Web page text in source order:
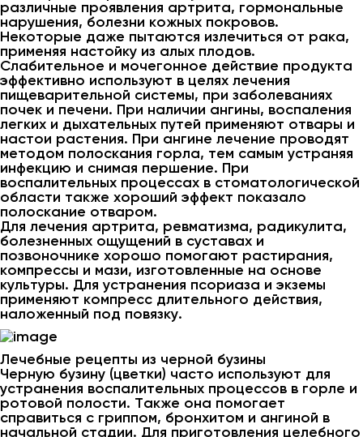
различные проявления артрита, гормональные
нарушения, болезни кожных покровов.
Некоторые даже пытаются излечиться от рака,
применяя настойку из алых плодов.
Слабительное и мочегонное действие продукта
эффективно используют в целях лечения
пищеварительной системы, при заболеваниях
почек и печени. При наличии ангины, воспаления
легких и дыхательных путей применяют отвары и
настои растения. При ангине лечение проводят
методом полоскания горла, тем самым устраняя
инфекцию и снимая першение. При
воспалительных процессах в стоматологической
области также хороший эффект показало
полоскание отваром.
Для лечения артрита, ревматизма, радикулита,
болезненных ощущений в суставах и
позвоночнике хорошо помогают растирания,
компрессы и мази, изготовленные на основе
культуры. Для устранения псориаза и экземы
применяют компресс длительного действия,
наложенный под повязку.
Лечебные рецепты из черной бузины
Черную бузину (цветки) часто используют для
устранения воспалительных процессов в горле и
ротовой полости. Также она помогает
справиться с гриппом, бронхитом и ангиной в
начальной стадии. Для приготовления целебного